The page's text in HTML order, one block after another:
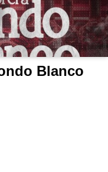
Blanco